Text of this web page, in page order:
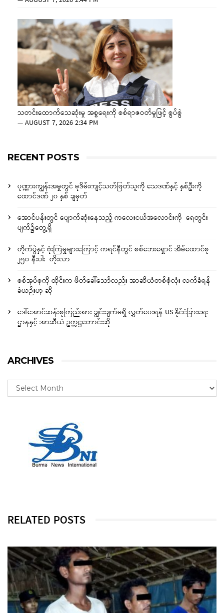
သတင်းထောက်သေဆုံးမှု အစ္စရေးကို စစ်ရာဇဝတ်မှုဖြင့် စွပ်စွဲ
—AUGUST 7, 2026 2:34 PM
RECENT POSTS
ပုဏ္ဏားကျွန်းအမှုတွင် မုဒိမ်းကျင့်သတ်ဖြတ်သူကို သေဒဏ်နှင့် နှစ်ဦးကို
ထောင်ဒဏ် ၂၀ နှစ် ချမှတ်
အောင်ပန်းတွင် ပျောက်ဆုံးနေသည့် ကလေးငယ်အလောင်းကို ရေတွင်း
ပျက်၌တွေ့ရှိ
တိုက်ပွဲနှင့် ဗုံးကြဲမှုများကြောင့် ကရင်နီတွင် စစ်ဘေးရှောင် အိမ်ထောင်စု
၂၅၀ နီးပါး တိုးလာ
စစ်အုပ်စုကို ထိုင်းက ဖိတ်ခေါ်သော်လည်း အာဆီယံတစ်စုံလုံး လက်ခံရန်
ခဲယဉ်းဟု ဆို
ဒေါ်အောင်ဆန်းစုကြည်အား ချွင်းချက်မရှိ လွှတ်ပေးရန် US နိုင်ငံခြားရေး
ဌာနနှင့် အာဆီယံ ဥက္ကဋ္ဌတောင်းဆို
ARCHIVES
RELATED POSTS